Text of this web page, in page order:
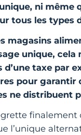
ni même
tous les types
magasins
unique,
d’une taxe par
pour garantir
ne distribuent
l’unique